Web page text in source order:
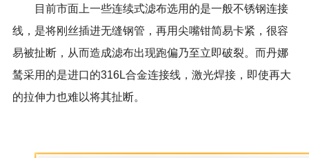
目前市面上一些连续式滤布选用的是一般不锈钢连接
线，是将刚丝插进无缝钢管，再用尖嘴钳简易卡紧，很容
易被扯断，从而造成滤布出现跑偏乃至立即破裂。而丹娜
鸶采用的是进口的316L合金连接线，激光焊接，即使再大
的拉伸力也难以将其扯断。